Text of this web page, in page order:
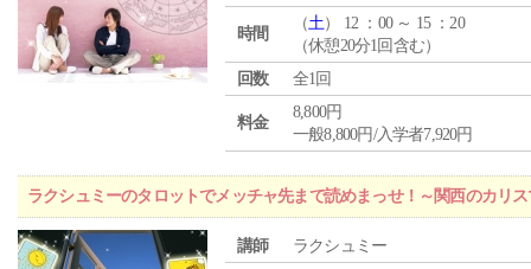
時間
（土） 12 ：00 ～ 15 ：20
（休憩20分1回含む）
回数
全1回
料金
8,800円
一般8,800円/入学者7,920円
ラクシュミーのタロットでメッチャ先まで読めまっせ！～関西のカリ
講師
ラクシュミー